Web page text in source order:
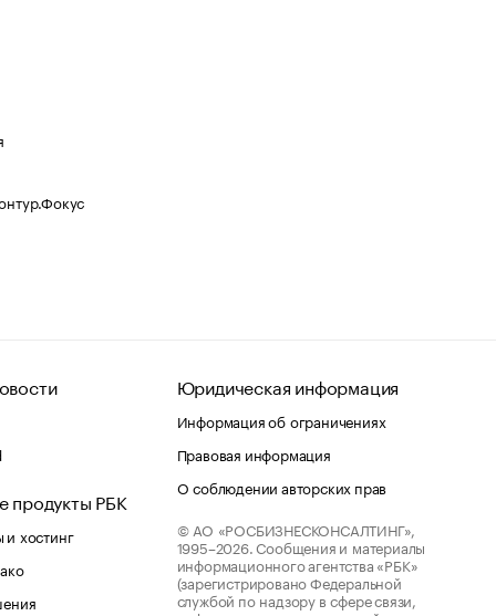
продукты РБК
хостинг
Юридическая информация
Информация об ограничениях
Правовая информация
О соблюдении авторских прав
© АО «РОСБИЗНЕСКОНСАЛТИНГ»,
1995–2026. Сообщения и материалы
информационного агентства «РБК»
(зарегистрировано Федеральной
службой по надзору в сфере связи,